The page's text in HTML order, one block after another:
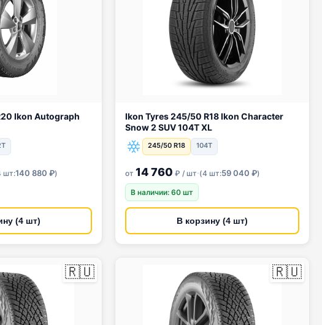
шт:140 880 ₽)
(4 шт)
Ikon Tyres 245/50 R18 Ikon Character
Snow 2 SUV 104T XL
245/50 R18 104T
от 14 760 ₽ / шт·(4 шт:59 040 ₽)
В наличии: 60 шт
В корзину (4 шт)
🇷🇺 🇷🇺